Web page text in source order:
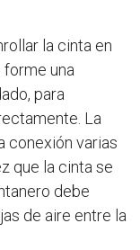
la cinta en
una
para
La
conexión varias
que la cinta se
debe
de aire entre la